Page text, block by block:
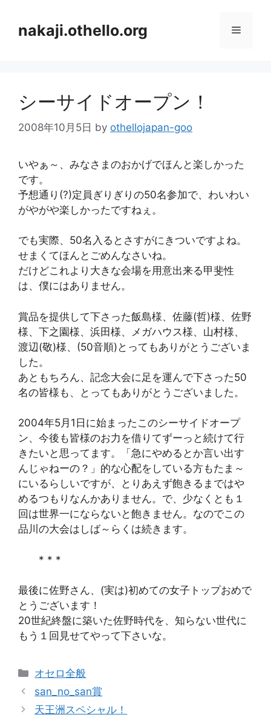
nakaji.othello.org メ
シーサイドオープン！
2008年10月5日 by othellojapan-goo
いやぁ～、みなさまのおかげでほんと楽しかった
です。
予想通り(?)定員ぎりぎりの50名参加で、わいわい
がやがや楽しかったですねぇ。
でも実際、50名入るとさすがにきついですよね。
せまくてほんとごめんなさいね。
だけどこれより大きな会場を用意出来る甲斐性
は、僕にはありません。
賞品を提供して下さった飯島様、佐藤(哲)様、佐野
様、下之園様、浜田様、メガハウス様、山村様、
渡辺(敬)様、(50音順)とってもありがとうございま
した。
あともちろん、記念大会に足を運んで下さった50
名の皆様も、とってもありがとうございました。
2004年5月1日に始まったこのシーサイドオープ
ン、今後も皆様のお力を借りてずーっと続けて行
きたいと思ってます。「急にやめるとか言い出す
んじゃねーの？」的な心配をしている方もたま～
にいるらしいですが、とりあえず飽きるまではや
めるつもりなんかありません。で、少なくとも１
回は世界一にならないと飽きません。なのでこの
品川の大会はしば～らくは続きます。
* * *
最後に佐野さん、(実は)初めての女子トップおめで
とうございます！
20世紀終盤に築いた佐野時代を、知らない世代に
もう１回見せてやって下さいな。
カ
テ
リ
オセロ全般
san_no_san賞
天王洲スペシャル！